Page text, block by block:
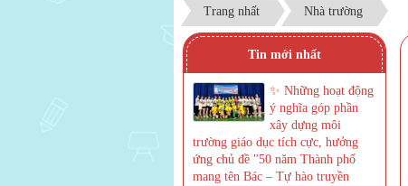
Trang nhất Nhà trường
Tin mới nhất
✨ Những hoạt động
ý nghĩa góp phần
xây dựng môi
trường giáo dục tích cực, hưởng
ứng chủ đề "50 năm Thành phố
mang tên Bác – Tự hào truyền